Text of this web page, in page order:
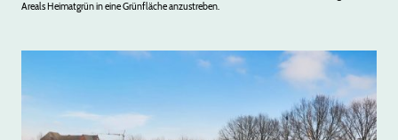
Areals Heimatgrün in eine Grünfläche anzustreben.